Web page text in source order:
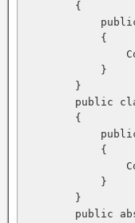
        {
            {
            }
        }
public
        {
            {
            }
        }
public